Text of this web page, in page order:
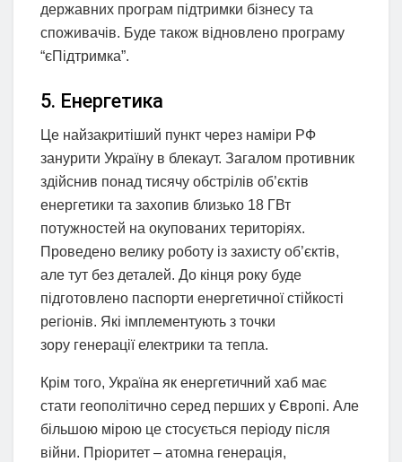
державних програм підтримки бізнесу та
споживачів. Буде також відновлено програму
“єПідтримка”.
5. Енергетика
Це найзакритіший пункт через наміри РФ
занурити Україну в блекаут. Загалом противник
здійснив понад тисячу обстрілів об’єктів
енергетики та захопив близько 18 ГВт
потужностей на окупованих територіях.
Проведено велику роботу із захисту об’єктів,
але тут без деталей. До кінця року буде
підготовлено паспорти енергетичної стійкості
регіонів. Які імплементують з точки
зору генерації електрики та тепла.
Крім того, Україна як енергетичний хаб має
стати геополітично серед перших у Європі. Але
більшою мірою це стосується періоду після
війни. Пріоритет – атомна генерація,